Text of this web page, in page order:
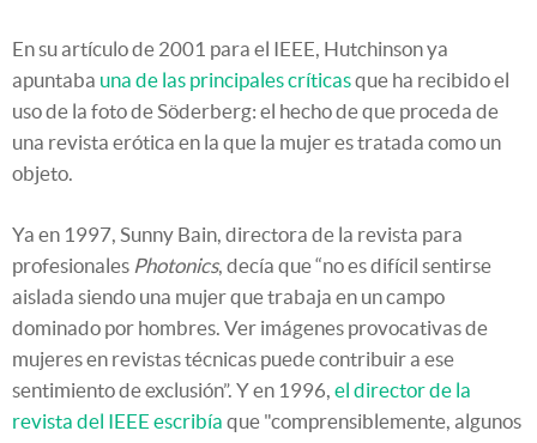
En su artículo de 2001 para el IEEE, Hutchinson ya
apuntaba una de las principales críticasque ha recibido el
uso de la foto de Söderberg: el hecho de que proceda de
una revista erótica en la que la mujer es tratada como un
objeto.
Ya en 1997, Sunny Bain, directora de la revista para
profesionales Photonics, decía que “no es difícil sentirse
aislada siendo una mujer que trabaja en un campo
dominado por hombres. Ver imágenes provocativas de
mujeres en revistas técnicas puede contribuir a ese
sentimiento de exclusión”. Y en 1996, el director de la
revista del IEEE escribía que "comprensiblemente, algunos